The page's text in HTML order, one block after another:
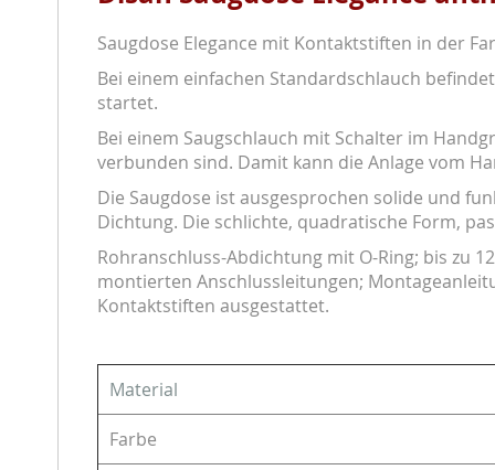
Saugdose Elegance mit Kontaktstiften in der
Bei einem einfachen Standardschlauch
startet.
Bei einem Saugschlauch mit Schalter im
verbunden sind. Damit kann die Anlage vom
Die Saugdose ist ausgesprochen solide und
Dichtung. Die schlichte, quadratische Form,
Rohranschluss-Abdichtung mit O-Ring; bis zu
montierten Anschlussleitungen;
Kontaktstiften ausgestattet.
Material
Farbe